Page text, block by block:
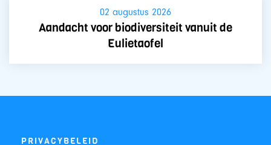
02 augustus 2026
Aandacht voor biodiversiteit vanuit de
Eulietaofel
PRIVACYBELEID